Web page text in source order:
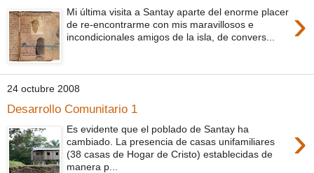
›
Mi última visita a Santay aparte del enorme placer
de re-encontrarme con mis maravillosos e
incondicionales amigos de la isla, de convers...
24 octubre 2008
Desarrollo Comunitario 1
›
Es evidente que el poblado de Santay ha
cambiado. La presencia de casas unifamiliares
(38 casas de Hogar de Cristo) establecidas de
manera p...